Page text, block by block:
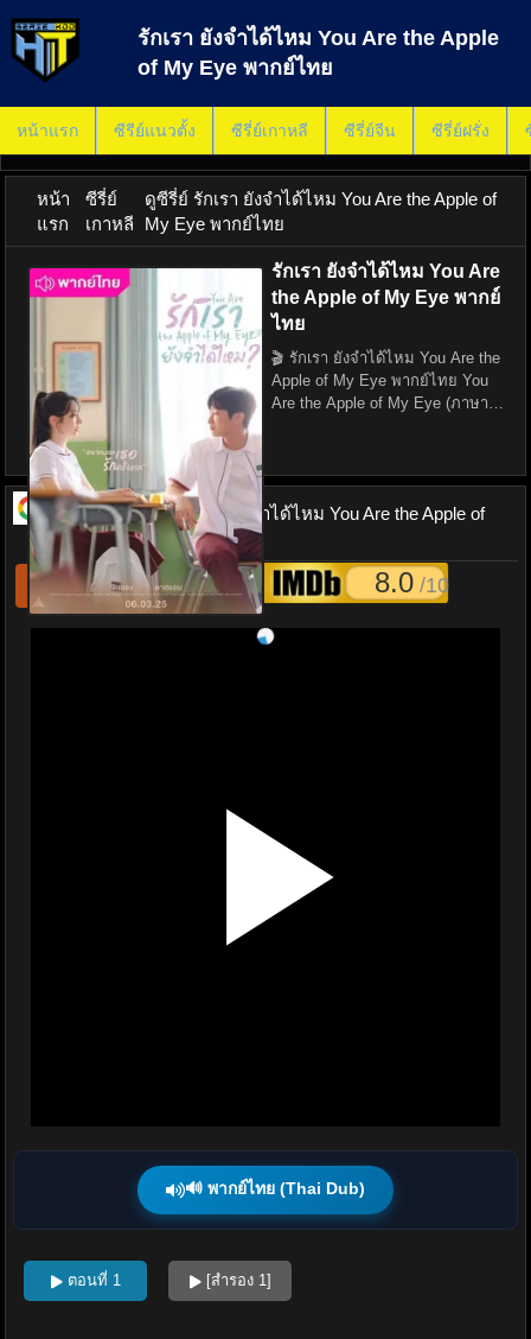
รักเรา ยังจำได้ไหม You Are the Apple
of My Eye พากย์ไทย
หน้าแรก ซีรีย์แนวตั้ง ซีรี่ย์เกาหลี ซีรี่ย์จีน ซีรี่ย์ฝรั่ง
หน้า
แรก
ซีรี่ย์
เกาหลี
ดูซีรี่ย์ รักเรา ยังจำได้ไหม You Are the Apple of
My Eye พากย์ไทย
รักเรา ยังจำได้ไหม You Are
the Apple of My Eye พากย์
ไทย
🎬 รักเรา ยังจำได้ไหม You Are the
Apple of My Eye พากย์ไทย You
Are the Apple of My Eye (ภาษา
ไหม) เป็นภาพยนตร์โรแมนติกที่
ดูซีรี่ย์ ออนไลน์ รักเรา ยังจำได้ไหม You Are the Apple of
My Eye พากย์ไทย
รีเฟชหนังไม่เล่น แจ้งหนังเสีย 8.0 /10
🔊 พากย์ไทย (Thai Dub)
ตอนที่ 1 [สำรอง 1]